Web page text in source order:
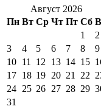
Август 2026
Пн Вт Ср Чт Пт Сб
1
2
3
4 5 6 7 8
9
10 11 12 13 14 15
17 18 19 20 21 22
24 25 26 27 28 29
31